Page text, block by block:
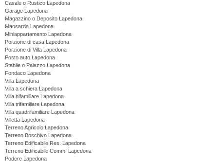
Casale o Rustico Lapedona
Garage Lapedona
Magazzino o Deposito Lapedona
Mansarda Lapedona
Miniappartamento Lapedona
Porzione di casa Lapedona
Porzione di Villa Lapedona
Posto auto Lapedona
Stabile o Palazzo Lapedona
Fondaco Lapedona
Villa Lapedona
Villa a schiera Lapedona
Villa bifamiliare Lapedona
Villa trifamiliare Lapedona
Villa quadrifamiliare Lapedona
Villetta Lapedona
Terreno Agricolo Lapedona
Terreno Boschivo Lapedona
Terreno Edificabile Res. Lapedona
Terreno Edificabile Comm. Lapedona
Podere Lapedona